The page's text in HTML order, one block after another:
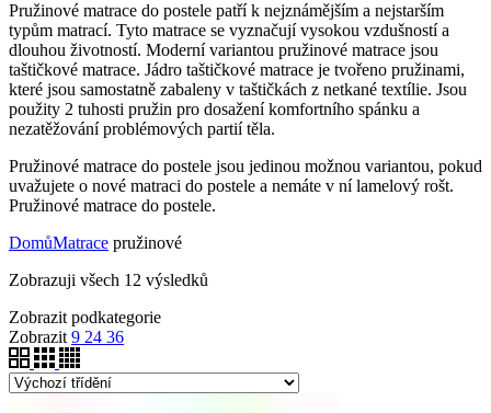
Pružinové matrace do postele patří k nejznámějším a nejstarším
typům matrací. Tyto matrace se vyznačují vysokou vzdušností a
dlouhou životností. Moderní variantou pružinové matrace jsou
taštičkové matrace. Jádro taštičkové matrace je tvořeno pružinami,
které jsou samostatně zabaleny v taštičkách z netkané textílie. Jsou
použity 2 tuhosti pružin pro dosažení komfortního spánku a
nezatěžování problémových partií těla.
Pružinové matrace do postele jsou jedinou možnou variantou, pokud
uvažujete o nové matraci do postele a nemáte v ní lamelový rošt.
Pružinové matrace do postele.
DomůMatrace pružinové
Zobrazuji všech 12 výsledků
Zobrazit podkategorie
Zobrazit 9 24 36